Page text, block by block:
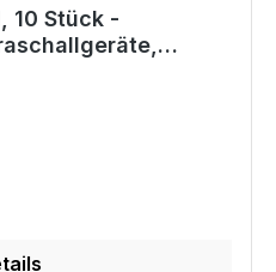
10 Stück -